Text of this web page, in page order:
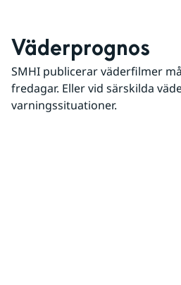
Väderprognos
SMHI publicerar väderfilmer
fredagar. Eller vid särskilda
varningssituationer.